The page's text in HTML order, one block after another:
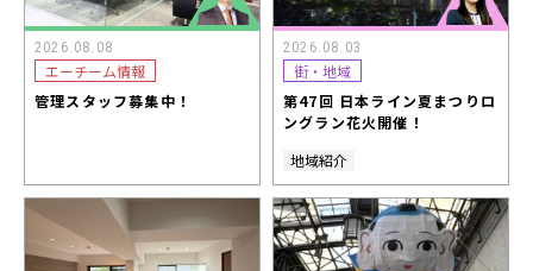
2026.08.08
エーチーム情報
管理スタッフ募集中！
2026.08.03
街・地域
第47回 日本ライン夏まつりロ
ングラン花火開催！
地域紹介